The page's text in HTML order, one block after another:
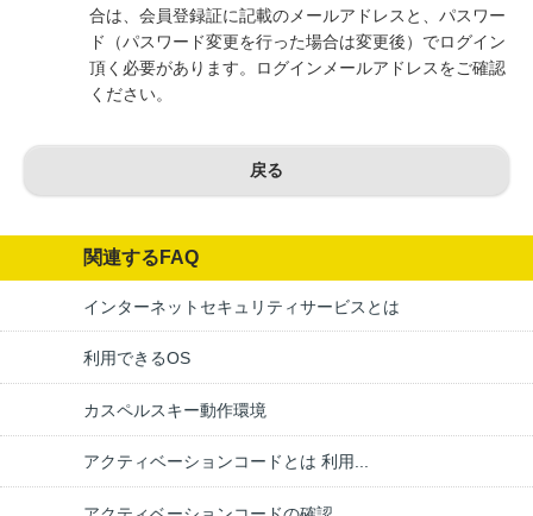
合は、会員登録証に記載のメールアドレスと、パスワー
ド（パスワード変更を行った場合は変更後）でログイン
頂く必要があります。ログインメールアドレスをご確認
ください。
戻る
関連するFAQ
インターネットセキュリティサービスとは
利用できるOS
カスペルスキー動作環境
アクティベーションコードとは 利用...